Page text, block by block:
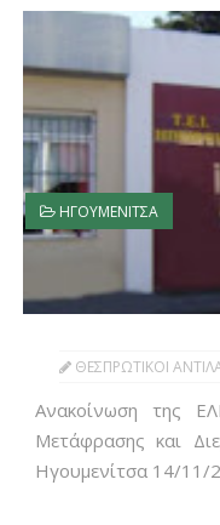
ΗΓΟΥΜΕΝΙΤΣΑ
ΘΕΣΠΡΩΤΙΚΟΙ
Ανακοίνωση της
Μετάφρασης και
Ηγουμενίτσα 14/